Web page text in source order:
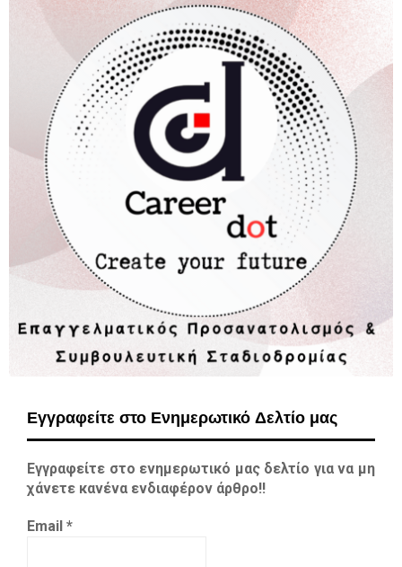
Εγγραφείτε στο Ενημερωτικό Δελτίο μας
Εγγραφείτε στο ενημερωτικό μας δελτίο για να μη
χάνετε κανένα ενδιαφέρον άρθρο!!
Email *